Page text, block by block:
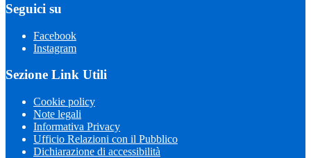
Seguici su
Facebook
Instagram
Sezione Link Utili
Cookie policy
Note legali
Informativa Privacy
Ufficio Relazioni con il Pubblico
Dichiarazione di accessibilità